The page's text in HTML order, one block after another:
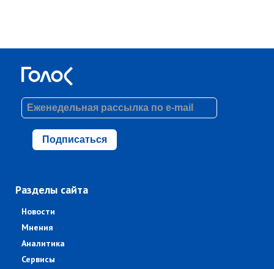
Подписаться
Разделы сайта
Новости
Мнения
Аналитика
Сервисы